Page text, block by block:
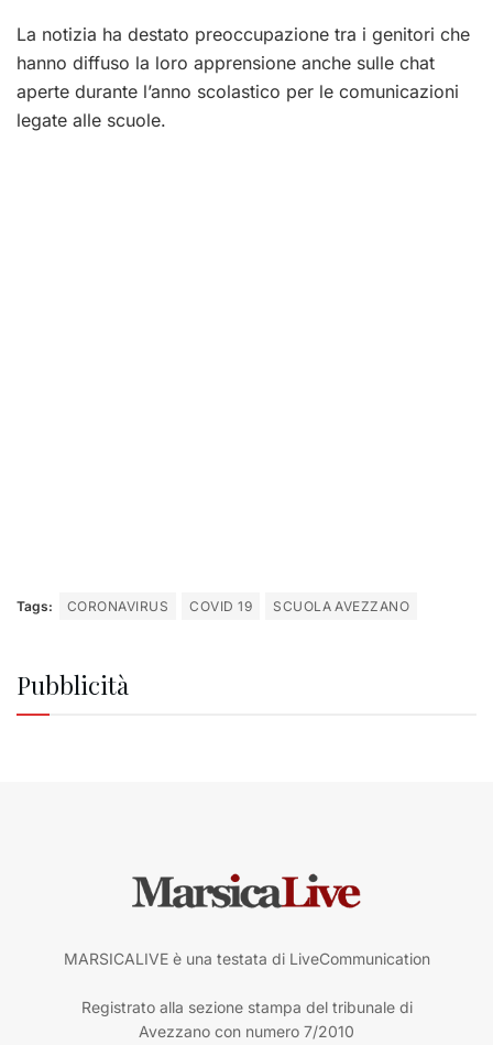
La notizia ha destato preoccupazione tra i genitori che
hanno diffuso la loro apprensione anche sulle chat
aperte durante l’anno scolastico per le comunicazioni
legate alle scuole.
Tags: CORONAVIRUS COVID 19 SCUOLA AVEZZANO
Pubblicità
MARSICALIVE è una testata di LiveCommunication
Registrato alla sezione stampa del tribunale di
Avezzano con numero 7/2010